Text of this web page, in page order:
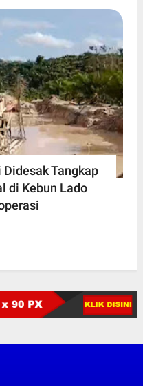
Tangkap
di Kebun Lado